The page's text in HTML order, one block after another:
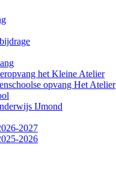
het Kleine Atelier
opvang Het Atelier
IJmond
2027
2026